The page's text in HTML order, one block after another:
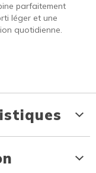
parfaitement
léger et une
quotidienne.